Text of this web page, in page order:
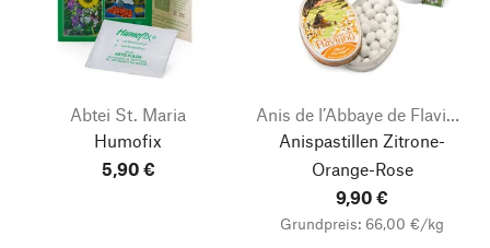
Abtei St. Maria
Humofix
5,90 €
Anis de l’Abbaye de Flavigny
Anispastillen Zitrone-
Orange-Rose
9,90 €
Grundpreis: 66,00 €/kg